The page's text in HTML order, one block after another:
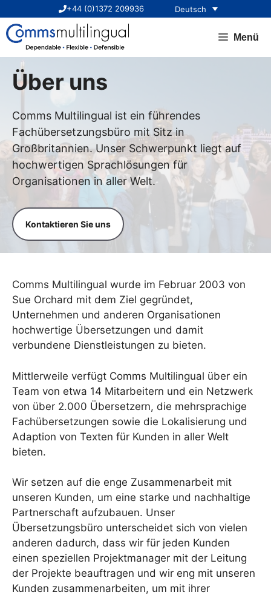
Inhalt
springen
+44 (0)1372 209936 Deutsch
Menü
Über uns
Comms Multilingual ist ein führendes
Fachübersetzungsbüro mit Sitz in
Großbritannien. Unser Schwerpunkt liegt auf
hochwertigen Sprachlösungen für
Organisationen in aller Welt.
Kontaktieren Sie uns
Comms Multilingual wurde im Februar 2003 von
Sue Orchard mit dem Ziel gegründet,
Unternehmen und anderen Organisationen
hochwertige Übersetzungen und damit
verbundene Dienstleistungen zu bieten.
Mittlerweile verfügt Comms Multilingual über ein
Team von etwa 14 Mitarbeitern und ein Netzwerk
von über 2.000 Übersetzern, die mehrsprachige
Fachübersetzungen sowie die Lokalisierung und
Adaption von Texten für Kunden in aller Welt
bieten.
Wir setzen auf die enge Zusammenarbeit mit
unseren Kunden, um eine starke und nachhaltige
Partnerschaft aufzubauen. Unser
Übersetzungsbüro unterscheidet sich von vielen
anderen dadurch, dass wir für jeden Kunden
einen speziellen Projektmanager mit der Leitung
der Projekte beauftragen und wir eng mit unseren
Kunden zusammenarbeiten, um mit ihrer